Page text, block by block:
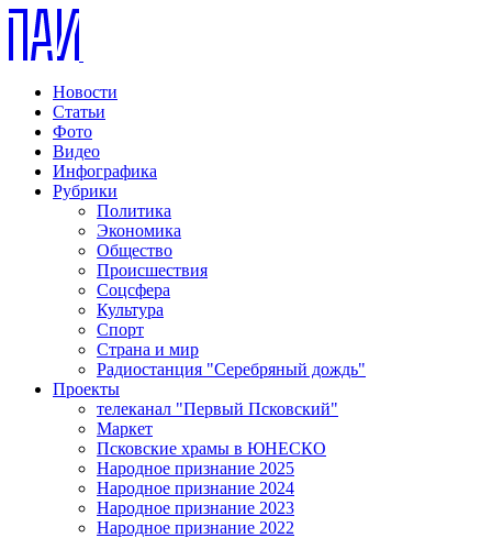
Новости
Статьи
Фото
Видео
Инфографика
Рубрики
Политика
Экономика
Общество
Происшествия
Соцсфера
Культура
Спорт
Страна и мир
Радиостанция "Серебряный дождь"
Проекты
телеканал "Первый Псковский"
Маркет
Псковские храмы в ЮНЕСКО
Народное признание 2025
Народное признание 2024
Народное признание 2023
Народное признание 2022